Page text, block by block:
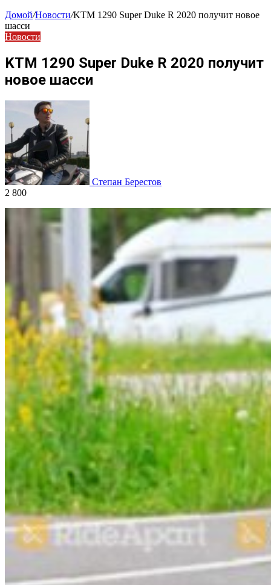
Домой/Новости/KTM 1290 Super Duke R 2020 получит новое
шасси
Новости
KTM 1290 Super Duke R 2020 получит
новое шасси
Степан Берестов
2 800